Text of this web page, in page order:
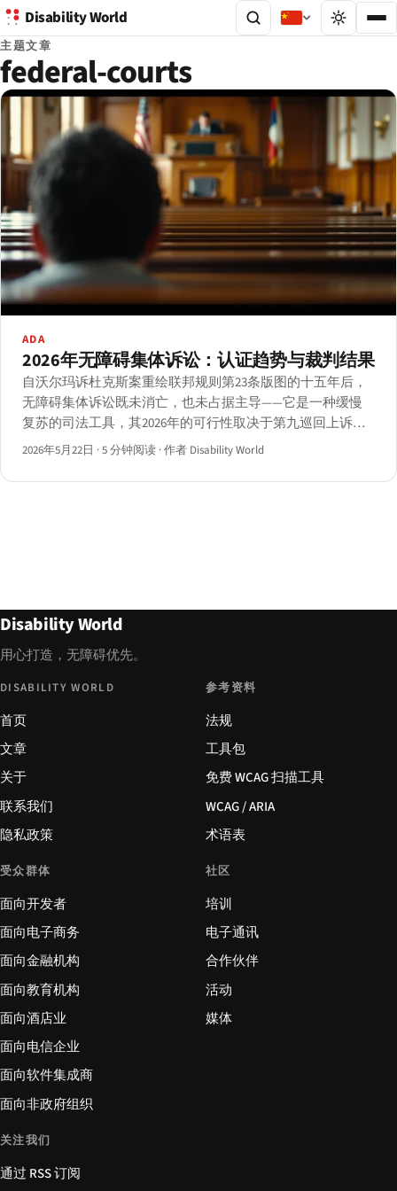
Disability World
主题文章
federal-courts
ADA
2026年无障碍集体诉讼：认证趋势与裁判结果
自沃尔玛诉杜克斯案重绘联邦规则第23条版图的十五年后，
无障碍集体诉讼既未消亡，也未占据主导——它是一种缓慢
复苏的司法工具，其2026年的可行性取决于第九巡回上诉法
院的Robles框架与加州Unruh集体诉讼的走向。
2026年5月22日 ·5 分钟阅读 ·作者 Disability World
Disability World
用心打造，无障碍优先。
DISABILITY WORLD
首页
文章
关于
联系我们
隐私政策
参考资料
法规
工具包
免费 WCAG 扫描工具
WCAG / ARIA
术语表
受众群体
面向开发者
面向电子商务
面向金融机构
面向教育机构
面向酒店业
面向电信企业
面向软件集成商
面向非政府组织
社区
培训
电子通讯
合作伙伴
活动
媒体
关注我们
通过 RSS 订阅